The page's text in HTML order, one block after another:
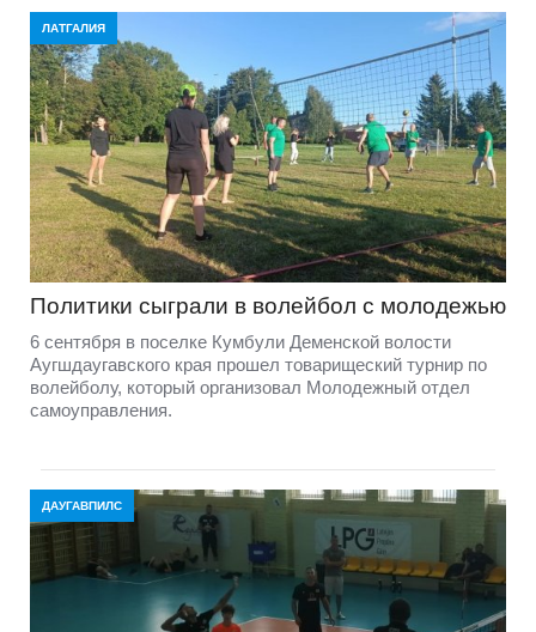
ЛАТГАЛИЯ
Политики сыграли в волейбол с молодежью
6 сентября в поселке Кумбули Деменской волости
Аугшдаугавского края прошел товарищеский турнир по
волейболу, который организовал Молодежный отдел
самоуправления.
ДАУГАВПИЛС